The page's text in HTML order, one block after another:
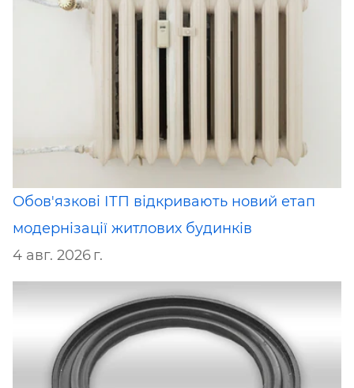
Обов'язкові ІТП відкривають новий етап
модернізації житлових будинків
4 авг. 2026 г.